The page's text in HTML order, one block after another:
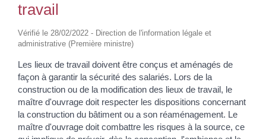
travail
Vérifié le 28/02/2022 - Direction de l'information légale et
administrative (Première ministre)
Les lieux de travail doivent être conçus et aménagés de
façon à garantir la sécurité des salariés. Lors de la
construction ou de la modification des lieux de travail, le
maître d'ouvrage doit respecter les dispositions concernant
la construction du bâtiment ou a son réaménagement. Le
maître d'ouvrage doit combattre les risques à la source, ce